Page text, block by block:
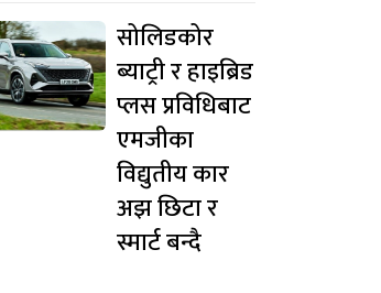
सोलिडकोर
ब्याट्री र हाइब्रिड
प्लस प्रविधिबाट
एमजीका
विद्युतीय कार
अझ छिटा र
स्मार्ट बन्दै